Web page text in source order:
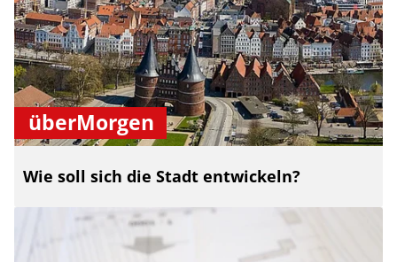
überMorgen
Wie soll sich die Stadt entwickeln?